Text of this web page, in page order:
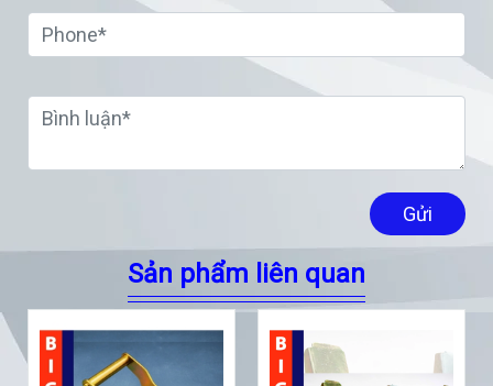
Gửi
Sản phẩm liên quan